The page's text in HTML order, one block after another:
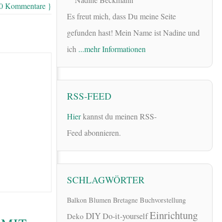
Kommentare }
Es freut mich, dass Du meine Seite
gefunden hast! Mein Name ist Nadine und
ich ...mehr Informationen
RSS-FEED
Hierkannst du meinen RSS-
Feed abonnieren.
SCHLAGWÖRTER
Balkon Blumen Bretagne Buchvorstellung
Deko DIYDo-it-yourselfEinrichtung